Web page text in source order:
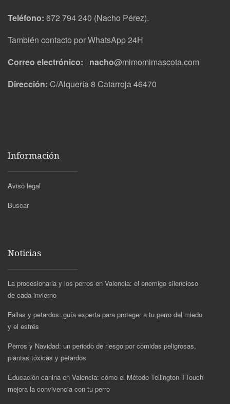
Teléfono: 672 794 240 (Nacho Pérez).
También contacto por WhatsApp 24H
Correo electrónico: nacho@mimomimascota.com
Dirección: C/Alquería 8 Catarroja 46470
Información
Aviso legal
Buscar
Noticias
La procesionaria y los perros en Valencia: el enemigo silencioso
de cada invierno
Fallas y petardos: guía experta para proteger a tu perro del miedo
y el estrés
Perros y Navidad: un periodo de riesgo por comidas peligrosas,
plantas tóxicas y petardos
Educación canina en Valencia: cómo el Método Tellington TTouch
mejora la convivencia con tu perro